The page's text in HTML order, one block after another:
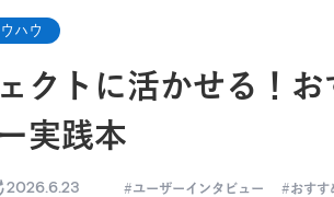
ハウ
クトに活かせる！
実践本
2026.6.23 ユーザーインタビュー おすす